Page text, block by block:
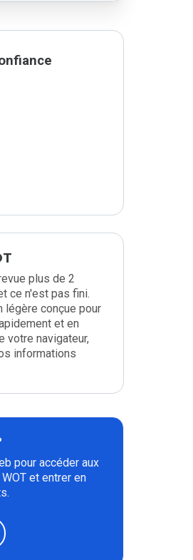
plus de 2
ce n'est pas fini.
légère conçue pour
et en
votre navigateur,
informations
pour accéder aux
et entrer en